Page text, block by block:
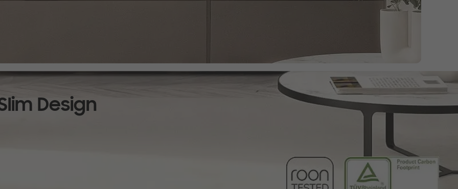
Alexa-Funktion oder einem Sprachassistenten mit integriertem Chromecast verwendest. Du kannst den integrierten Chromecast
Songs, die du liebst. Oder stelle eine Verbindung zu AirPlay her, um Audio zu streamen – tippe einfach auf das AirPlay-Symbol auf
oder Podcasts von deinem iPhone oder iPad aus genießen.
Weise. Während du deinen Lieblingssong auf dem kompatiblen Smartphone abspielst, kannst du es einfach an die Soundbar halten
Soundqualität über die Soundbar genießen kannst.
Beam-Technologie und die starken Tieftöner der Soundbar bieten dir einen perfekt auf dein Gaming abgestimmten 3D-Sound. Spüre das
dich heranschleicht. Die Soundbar wechselt automatisch in den Game Mode Pro, wenn sie mit deinem TV verbunden ist und du den
und kannst dich komplett auf dein Spiel konzentrieren. Der Sound wird dem jeweiligen Spielgenre entsprechend im Gaming
Design